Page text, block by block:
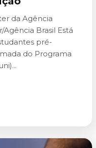
da Agência
Brasil Está
pré-
do Programa